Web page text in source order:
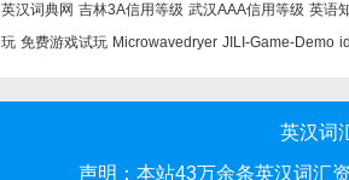
英汉词典网 吉林3A信用等级 武汉AAA信用等级 英语
玩 免费游戏试玩 Microwavedryer JILI-Game-Demo
英汉词
声明：本站43万余条英汉词汇